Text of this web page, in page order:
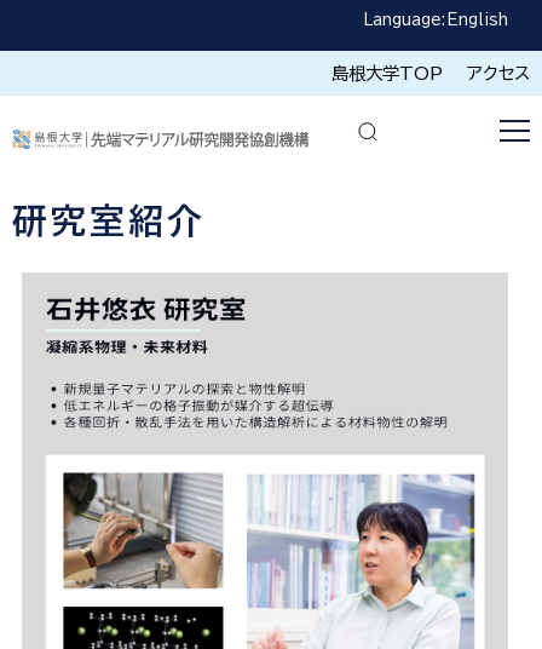
Language: English
島根大学TOP アクセス
研究室紹介